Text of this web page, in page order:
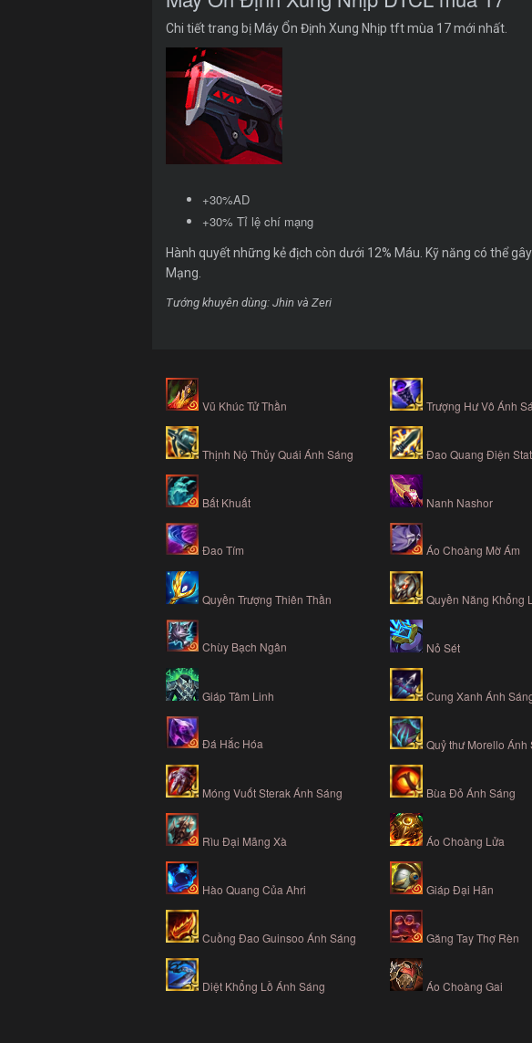
Chi tiết trang bị Máy Ổn Định Xung Nhịp tft mùa 17 mới nhất.
+30%AD
+30% Tỉ lệ chí mạng
Hành quyết những kẻ địch còn dưới 12% Máu. Kỹ năng có thể
Mạng.
Tướng khuyên dùng: Jhin và Zeri
Vũ Khúc Tử Thần Trượng Hư Vô Ánh
Thịnh Nộ Thủy Quái Ánh Sáng Đao Quang Điện
Bất Khuất Nanh Nashor
Đao Tím Áo Choàng Mờ Ám
Quyền Trượng Thiên Thần Quyền Năng Khổng
Chùy Bạch Ngân Nỏ Sét
Giáp Tâm Linh Cung Xanh Ánh
Đá Hắc Hóa Quỷ thư Morello Ánh
Móng Vuốt Sterak Ánh Sáng Bùa Đỏ Ánh Sáng
Rìu Đại Mãng Xà Áo Choàng Lửa
Hào Quang Của Ahri Giáp Đại Hãn
Cuồng Đao Guinsoo Ánh Sáng Găng Tay Thợ Rèn
Diệt Khổng Lồ Ánh Sáng Áo Choàng Gai